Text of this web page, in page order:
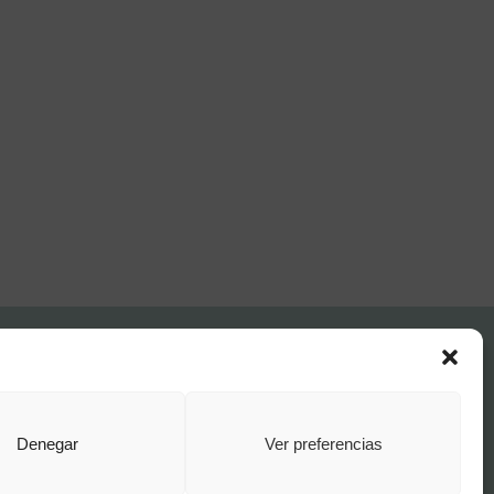
Denegar Ver preferencias
Política de cookies